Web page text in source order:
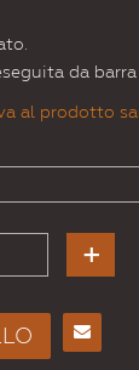
da barra
al prodotto